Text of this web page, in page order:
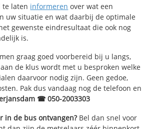
te laten informeren over wat een
uw situatie en wat daarbij de optimale
gewenste eindresultaat die ook nog
is.
graag goed voorbereid bij u langs,
de klus wordt met u besproken welke
daarvoor nodig zijn. Geen gedoe,
Pak dus vandaag nog de telefoon en
☎ 050-2003303
in de bus ontvangen?Bel dan snel voor